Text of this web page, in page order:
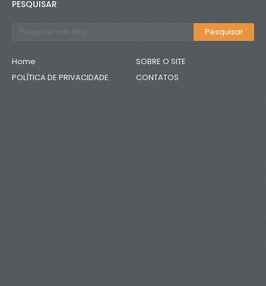
PESQUISAR
Home
SOBRE O SITE
POLÍTICA DE PRIVACIDADE
CONTATOS